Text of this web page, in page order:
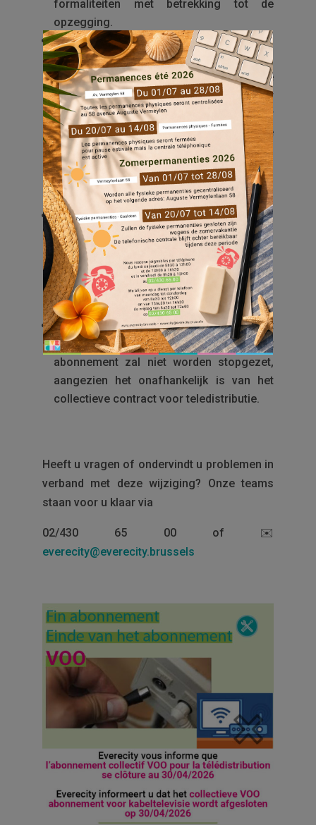
formaliteiten met betrekking tot de
opzegging.
Belangrijk: wenst u gebruik te blijven
maken van televisie en/of internet, dan
dient u zelf een nieuw contract af te
sluiten bij een telecomoperator naar
keuze, op uw eigen naam. U beschikt over
een termijn van 4 maanden om dit nieuwe
contract af te sluiten.
Belangrijke bijkomende informatie
Zelfs indien u vóór 30 april 2026 een
contract afsluit bij een andere operator,
blijven de kosten van het collectieveVOO-
abonnement tot die datum inbegrepen in
uw lasten, aangezien het om een
geleverde en gefactureerde dienst gaat.
Heeft u een bijkomendVOO-abonnement
afgesloten op uw eigen naam? Dit
abonnement zal niet worden stopgezet,
aangezien het onafhankelijk is van het
collectieve contract voor teledistributie.
Heeft u vragen of ondervindt u problemen in
verband met deze wijziging? Onze teams
staan voor u klaar via
02/430 65 00 of ✉️
everecity@everecity.brussels